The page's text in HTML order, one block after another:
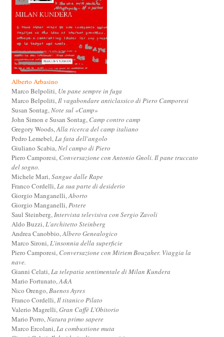
Alberto Arbasino
Marco Belpoliti, Un pane sempre in fuga
Marco Belpoliti,Il vagabondare anticlassico di Piero Camporesi
Susan Sontag,Note sul «Camp»
John Simon e Susan Sontag, Camp contro camp
Gregory Woods,Alla ricerca del camp italiano
Pedro Lemebel,La fata dell'angolo
Giuliano Scabia,Nel campo di Piero
Piero Camporesi, Conversazione con Antonio Gnoli. Il pane truccato
del sogno.
Michele Mari,Sangue dalle Rape
Franco Cordelli,La sua parte di desiderio
Giorgio Manganelli,Aborto
Giorgio Manganelli,Potere
Saul Steinberg,Intervista televisiva con Sergio Zavoli
Aldo Buzzi,L'architetto Steinberg
Andrea Canobbio,Albero Genealogico
Marco Sironi,L'insonnia della superficie
Piero Camporesi, Conversazione con Miriem Bouzaher. Viaggia la
nave.
Gianni Celati,La telepatia sentimentale di Milan Kundera
Mario Fortunato,A&A
Nico Orengo,Buenos Ayres
Franco Cordelli,Il titanico Pilato
Valerio Magrelli,Gran Caffè L'Obitorio
Mario Porro,Natura primo sapere
Marco Ercolani,La combustione muta